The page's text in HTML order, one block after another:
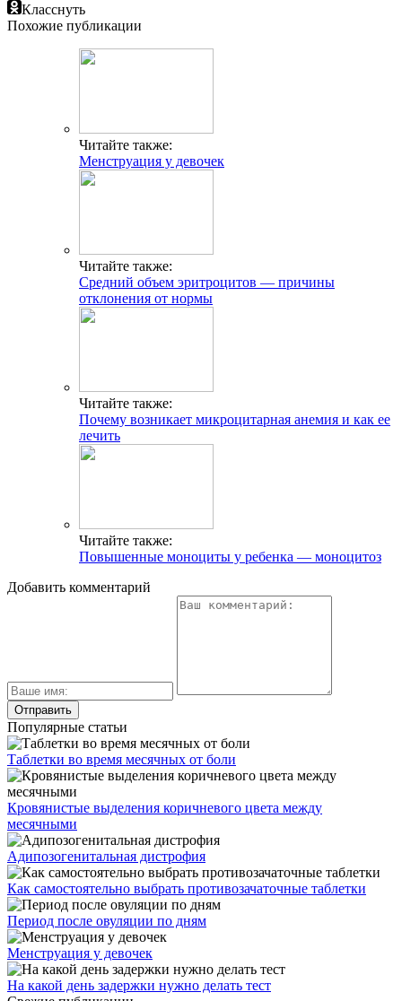
Класснуть
Похожие публикации
Читайте также:
Менструация у девочек
Читайте также:
Средний объем эритроцитов — причины
отклонения от нормы
Читайте также:
Почему возникает микроцитарная анемия и как ее
лечить
Читайте также:
Повышенные моноциты у ребенка — моноцитоз
Добавить комментарий
Популярные статьи
Таблетки во время месячных от боли
Кровянистые выделения коричневого цвета между
месячными
Адипозогенитальная дистрофия
Как самостоятельно выбрать противозачаточные таблетки
Период после овуляции по дням
Менструация у девочек
На какой день задержки нужно делать тест